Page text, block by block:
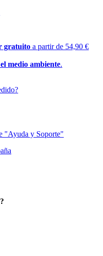
gratuito a partir de 54,90 €
medio ambiente.
"Ayuda y Soporte"